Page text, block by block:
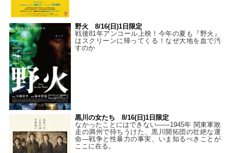
野火 8/16(日)1日限定
戦後81年アンコール上映！今年の夏も『野火』
はスクリーンに帰ってくる！なぜ大地を血で汚
すのか
黒川の女たち 8/16(日)1日限定
なかったことにはできない——1945年 関東軍敗
走の満州で待ちうけた、黒川開拓団の壮絶な運
命―戦争と性暴力の事実、いま知るべきことが
ここに在る。